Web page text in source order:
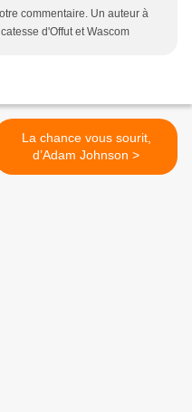
commentaire. Un auteur à
d'Offut et Wascom
La chance vous sourit,
d’Adam Johnson >